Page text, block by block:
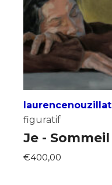
laurencenouzillat
figuratif
Je - Sommeil
€400,00